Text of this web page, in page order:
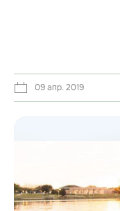
09 апр. 2019